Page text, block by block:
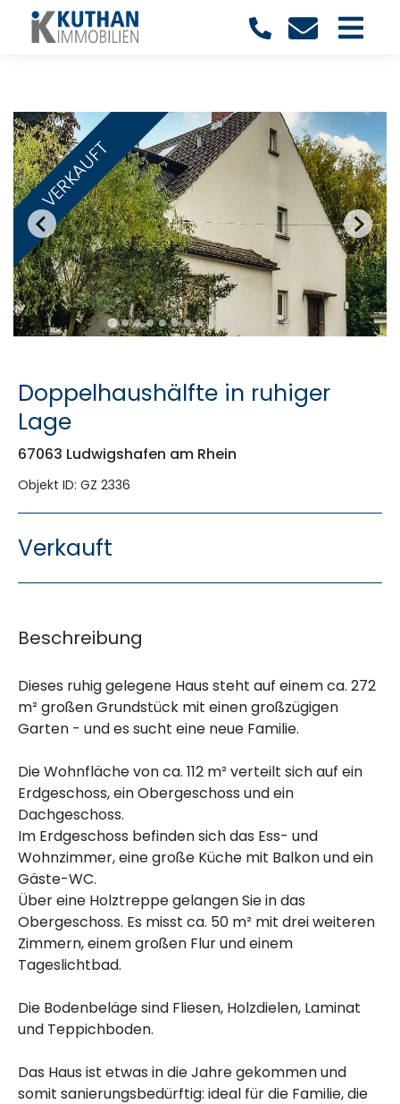
VERKAUFT
Doppelhaushälfte in ruhiger
Lage
67063 Ludwigshafen am Rhein
Objekt ID: GZ 2336
Verkauft
Beschreibung
Dieses ruhig gelegene Haus steht auf einem ca. 272
m² großen Grundstück mit einen großzügigen
Garten - und es sucht eine neue Familie.
Die Wohnfläche von ca. 112 m² verteilt sich auf ein
Erdgeschoss, ein Obergeschoss und ein
Dachgeschoss.
Im Erdgeschoss befinden sich das Ess- und
Wohnzimmer, eine große Küche mit Balkon und ein
Gäste-WC.
Über eine Holztreppe gelangen Sie in das
Obergeschoss. Es misst ca. 50 m² mit drei weiteren
Zimmern, einem großen Flur und einem
Tageslichtbad.
Die Bodenbeläge sind Fliesen, Holzdielen, Laminat
und Teppichboden.
Das Haus ist etwas in die Jahre gekommen und
somit sanierungsbedürftig: ideal für die Familie, die